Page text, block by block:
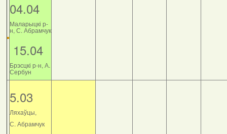
04.04
Маларыцкі р-
н, С. Абрамчук
15.04
Брэсцкі р-н, А.
Сербун
5.03
Ляхаўцы,
С. Абрамчук